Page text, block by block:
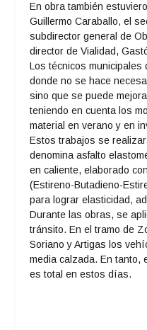
En obra también
Guillermo Caraballo, el
subdirector general de
director de Vialidad,
Los técnicos municipales
donde no se hace
sino que se puede
teniendo en cuenta los
material en verano y en
Estos trabajos se
denomina asfalto
en caliente, elaborado
(Estireno-Butadieno-
para lograr elasticidad,
Durante las obras, se
tránsito. En el tramo de
Soriano y Artigas los
media calzada. En tanto,
es total en estos días.